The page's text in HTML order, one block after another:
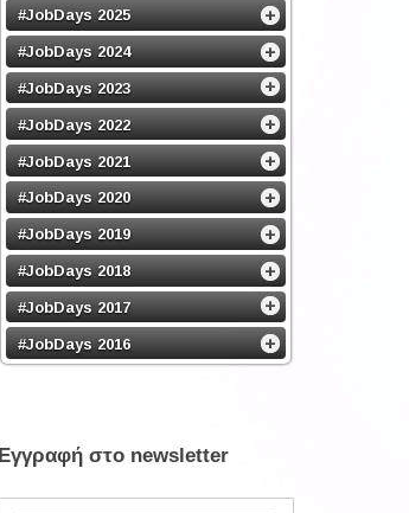
#JobDays 2025
#JobDays 2024
#JobDays 2023
#JobDays 2022
#JobDays 2021
#JobDays 2020
#JobDays 2019
#JobDays 2018
#JobDays 2017
#JobDays 2016
Εγγραφή στο newsletter